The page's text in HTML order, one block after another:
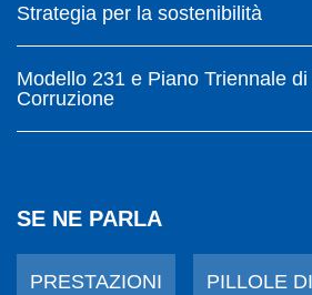
Strategia per la sostenibilità
Modello 231 e Piano Triennale
Corruzione
SE NE PARLA
PRESTAZIONI PILLOLE